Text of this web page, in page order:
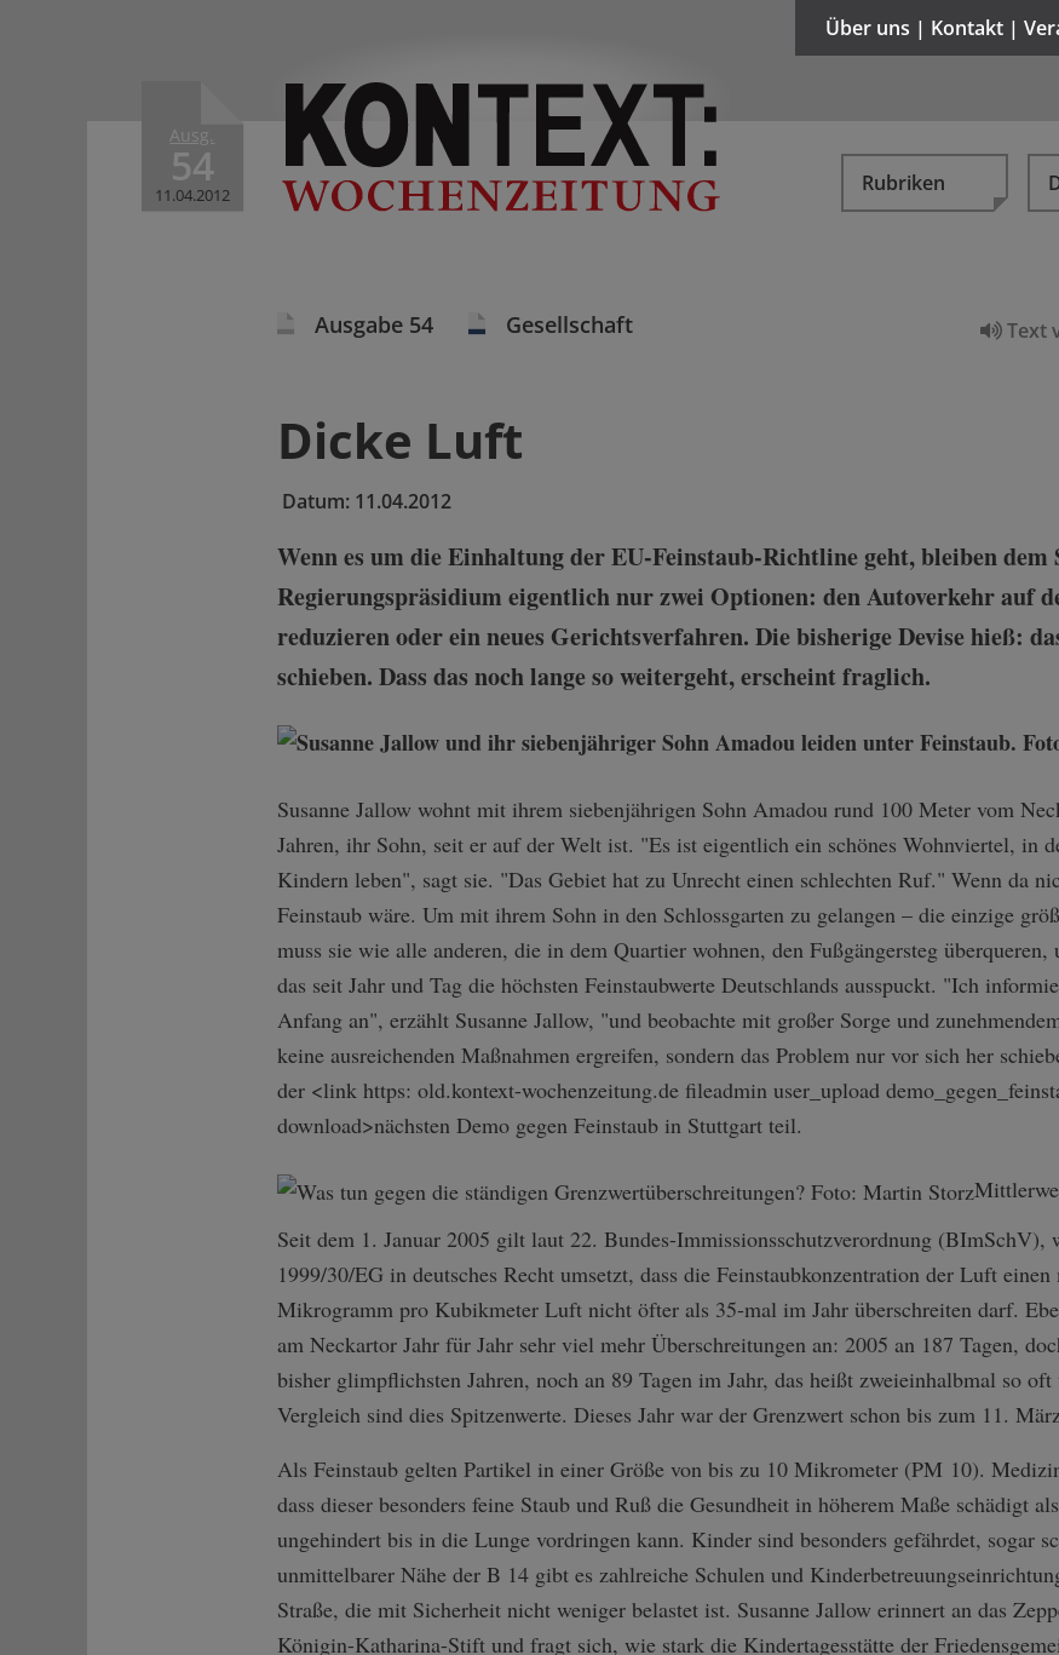
Ausg.
54
11.04.2012
Über uns | Kontakt |
Rubriken
Text
Ausgabe 54 Gesellschaft
Dicke Luft
Datum: 11.04.2012
Wenn es um die Einhaltung der EU-Feinstaub-Richtline geht, bleiben
Regierungspräsidium eigentlich nur zwei Optionen: den Autoverkehr auf
reduzieren oder ein neues Gerichtsverfahren. Die bisherige Devise hieß:
schieben. Dass das noch lange so weitergeht, erscheint fraglich.
Susanne Jallow wohnt mit ihrem siebenjährigen Sohn Amadou rund 100 Meter vom
Jahren, ihr Sohn, seit er auf der Welt ist. "Es ist eigentlich ein schönes Wohnviertel, in
Kindern leben", sagt sie. "Das Gebiet hat zu Unrecht einen schlechten Ruf." Wenn da
Feinstaub wäre. Um mit ihrem Sohn in den Schlossgarten zu gelangen – die einzige
muss sie wie alle anderen, die in dem Quartier wohnen, den Fußgängersteg überqueren,
das seit Jahr und Tag die höchsten Feinstaubwerte Deutschlands ausspuckt. "Ich
Anfang an", erzählt Susanne Jallow, "und beobachte mit großer Sorge und
keine ausreichenden Maßnahmen ergreifen, sondern das Problem nur vor sich her
der <link https: old.kontext-wochenzeitung.de fileadmin user_upload
download>nächsten Demo gegen Feinstaub in Stuttgart teil.
Seit dem 1. Januar 2005 gilt laut 22. Bundes-Immissio­nsschutzverordn­ung
1999/30/EG in deutsches Recht umsetzt, dass die Feinstaubkonzentration der Luft
Mikrogramm pro Kubikmeter Luft nicht öfter als 35-mal im Jahr überschreiten darf.
am Neckartor Jahr für Jahr sehr viel mehr Überschreitungen an: 2005 an 187 Tagen,
bisher glimpflichsten Jahren, noch an 89 Tagen im Jahr, das heißt zweieinhalbmal so
Vergleich sind dies Spitzenwerte. Dieses Jahr war der Grenzwert schon bis zum 11.
Als Feinstaub gelten Partikel in einer Größe von bis zu 10 Mikrometer (PM 10).
dass dieser besonders feine Staub und Ruß die Gesundheit in höherem Maße schädigt
ungehindert bis in die Lunge vordringen kann. Kinder sind besonders gefährdet, sogar
unmittelbarer Nähe der B 14 gibt es zahlreiche Schulen und
Straße, die mit Sicherheit nicht weniger belastet ist. Susanne Jallow erinnert an das
Königin-Katharina-Stift und fragt sich, wie stark die Kindertagesstätte der